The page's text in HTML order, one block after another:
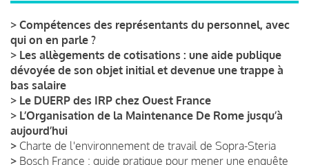
> Compétences des représentants du personnel, avec
qui on en parle ?
> Les allègements de cotisations : une aide publique
dévoyée de son objet initial et devenue une trappe à
bas salaire
> Le DUERP des IRP chez Ouest France
> L’Organisation de la Maintenance De Rome jusqu’à
aujourd’hui
> Charte de l'environnement de travail de Sopra-Steria
> Bosch France : guide pratique pour mener une enquête